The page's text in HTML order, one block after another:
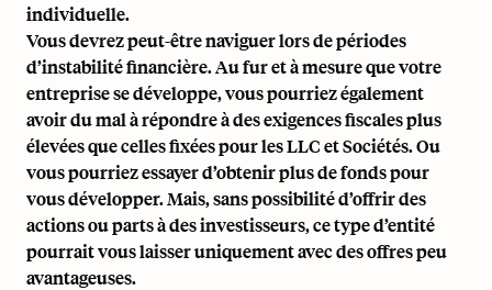
individuelle.
Vous devrez peut-être naviguer lors de périodes
d’instabilité financière. Au fur et à mesure que votre
entreprise se développe, vous pourriez également
avoir du mal à répondre à des exigences fiscales plus
élevées que celles fixées pour les LLC et Sociétés. Ou
vous pourriez essayer d’obtenir plus de fonds pour
vous développer. Mais, sans possibilité d’offrir des
actions ou parts à des investisseurs, ce type d’entité
pourrait vous laisser uniquement avec des offres peu
avantageuses.